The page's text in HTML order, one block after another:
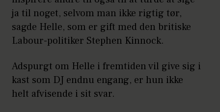
ja til noget, selvom man ikke rigtig tør,
sagde Helle, som er gift med den britiske
Labour-politiker Stephen Kinnock.
Adspurgt om Helle i fremtiden vil give sig i
kast som DJ endnu engang, er hun ikke
helt afvisende i sit svar.